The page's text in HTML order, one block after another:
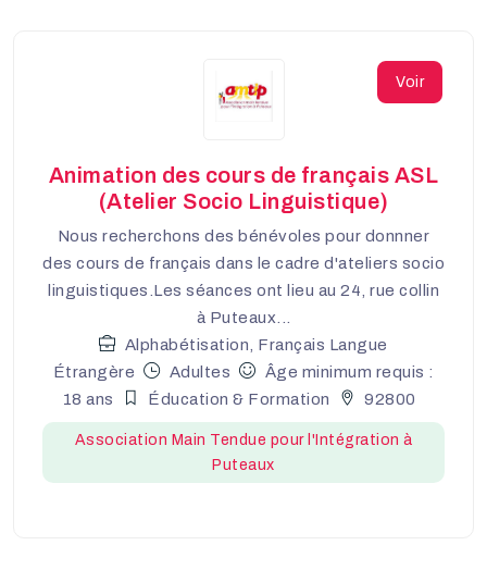
Voir
Animation des cours de français ASL
(Atelier Socio Linguistique)
Nous recherchons des bénévoles pour donnner
des cours de français dans le cadre d'ateliers socio
linguistiques.Les séances ont lieu au 24, rue collin
à Puteaux...
Alphabétisation, Français Langue
Étrangère
Adultes
Âge minimum requis :
18 ans
Éducation & Formation 92800
Association Main Tendue pour l'Intégration à
Puteaux